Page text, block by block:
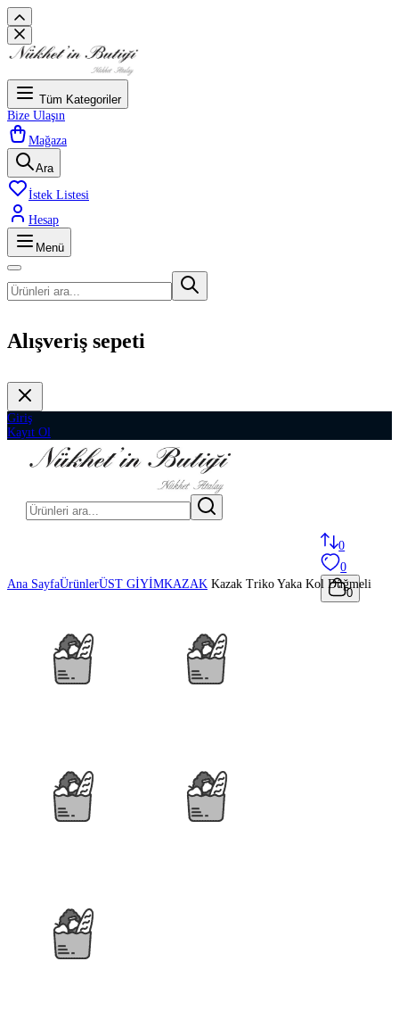
Tüm Kategoriler
Bize Ulaşın
Mağaza
Ara
İstek Listesi
Hesap
Menü
Alışveriş sepeti
Giriş
Kayıt Ol
0
0
0
Ana SayfaÜrünlerÜST GİYİMKAZAK Kazak Triko Yaka Kol Düğmeli